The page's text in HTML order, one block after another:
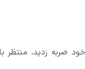
خود ضربه زدید،